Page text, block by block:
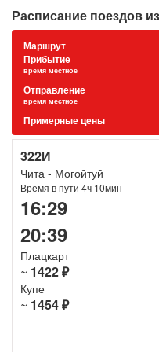
Расписание поездов
Маршрут
Прибытие
время местное
Отправление
время местное
Примерные цены
322И
Чита - Могойтуй
Время в пути 4ч 10мин
16:29
20:39
Плацкарт
~ 1422 ₽
Купе
~ 1454 ₽